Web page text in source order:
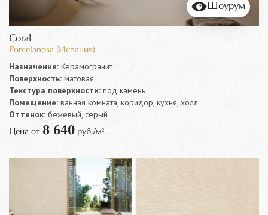
Шоурум
Coral
Porcelanosa (Испания)
Назначение: Керамогранит
Поверхность: матовая
Текстура поверхности: под камень
Помещение: ванная комната, коридор, кухня, холл
Оттенок: бежевый, серый
Цена от 8 640 руб./м²